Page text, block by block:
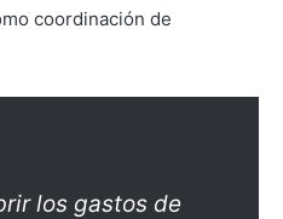
coordinación de
los gastos de